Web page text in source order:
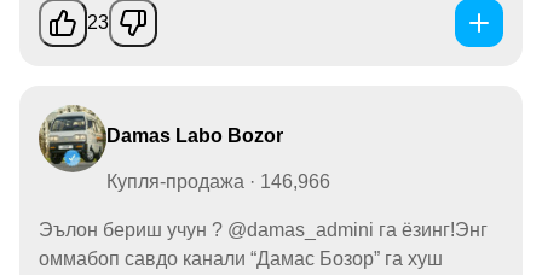
23
Damas Labo Bozor
Купля-продажа · 146,966
Эълон бериш учун ? @damas_admini га ёзинг!Энг
оммабоп савдо канали “Дамас Бозор” га хуш